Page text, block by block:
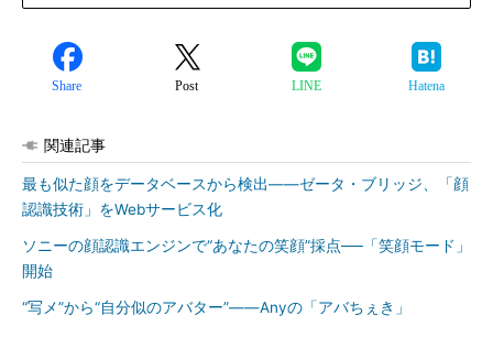
Share Post LINE Hatena
関連記事
最も似た顔をデータベースから検出――ゼータ・ブリッジ、「顔
認識技術」をWebサービス化
ソニーの顔認識エンジンで“あなたの笑顔”採点──「笑顔モード」
開始
“写メ”から“自分似のアバター”――Anyの「アバちぇき」